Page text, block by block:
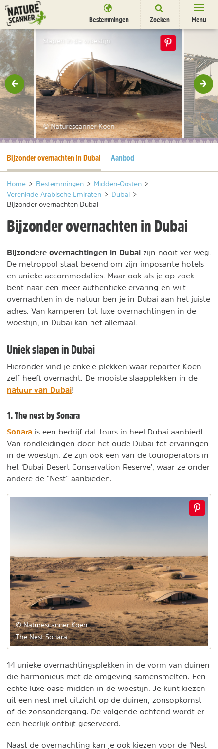
Ga
naar
content
Bestemmingen Zoeken Menu
Bestemmingen
Overnachten
Activiteiten
Natuurparken
Dieren
Nieuwsbrief Uitgelicht
Slapen in de woestijn
© Naturescanner Koen
Huidige pagina
Bijzonder overnachten in Dubai Aanbod
Home > Bestemmingen > Midden-Oosten >
Verenigde Arabische Emiraten > Dubai >
Bijzonder overnachten Dubai
Bijzonder overnachten in Dubai
Bijzondere overnachtingen in Dubai zijn nooit ver weg.
De metropool staat bekend om zijn imposante hotels
en unieke accommodaties. Maar ook als je op zoek
bent naar een meer authentieke ervaring en wilt
overnachten in de natuur ben je in Dubai aan het juiste
adres. Van kamperen tot luxe overnachtingen in de
woestijn, in Dubai kan het allemaal.
Uniek slapen in Dubai
Hieronder vind je enkele plekken waar reporter Koen
zelf heeft overnacht. De mooiste slaapplekken in de
natuur van Dubai!
1. The nest by Sonara
Sonara is een bedrijf dat tours in heel Dubai aanbiedt.
Van rondleidingen door het oude Dubai tot ervaringen
in de woestijn. Ze zijn ook een van de touroperators in
het ‘Dubai Desert Conservation Reserve’, waar ze onder
andere de “Nest” aanbieden.
© Naturescanner Koen
The Nest Sonara
14 unieke overnachtingsplekken in de vorm van duinen
die harmonieus met de omgeving samensmelten. Een
echte luxe oase midden in de woestijn. Je kunt kiezen
uit een nest met uitzicht op de duinen, zonsopkomst
of de zonsondergang. De volgende ochtend wordt er
een heerlijk ontbijt geserveerd.
Naast de overnachting kan je ook kiezen voor de ‘Nest